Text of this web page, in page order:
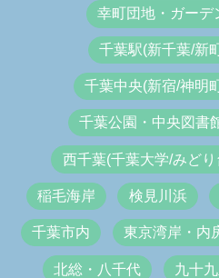
幸町団地・ガーデ
千葉駅(新千葉/新
千葉中央(新宿/神明
千葉公園・中央図書
西千葉(千葉大学/みど
稲毛海岸 検見川浜
千葉市内 東京湾岸・内
北総・八千代 九十